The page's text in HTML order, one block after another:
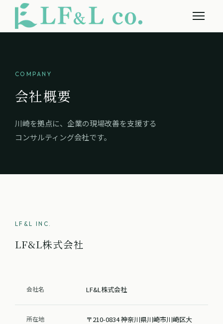
COMPANY
会社概要
川崎を拠点に、企業の現場改善を支援する
コンサルティング会社です。
LF&L INC.
LF&L株式会社
会社名 LF&L株式会社
所在地
〒210-0834 神奈川県川崎市川崎区大